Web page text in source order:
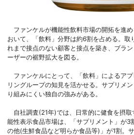
ファンケルが機能性飲料市場の開拓を進
おいて、「飲料」分野は約6割を占める。取
れまで接点のない顧客と接点を築き、ブラ
ーザーの裾野拡大を図る。
ファンケルにとって、「飲料」によるア
リングループの知見を活かせる。サプリメ
り組みにくい独自の強みがある。
自社調査(21年)では、日常的に健食を摂
能性表示食品市場は、「サプリメント」が3
の他(生鮮食品など明らか食品等)」が1割。